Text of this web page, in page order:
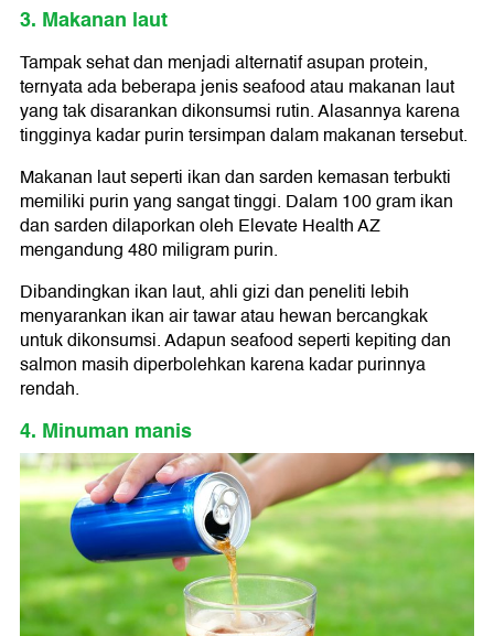
3. Makanan laut
Tampak sehat dan menjadi alternatif asupan protein,
ternyata ada beberapa jenis seafood atau makanan laut
yang tak disarankan dikonsumsi rutin. Alasannya karena
tingginya kadar purin tersimpan dalam makanan tersebut.
Makanan laut seperti ikan dan sarden kemasan terbukti
memiliki purin yang sangat tinggi. Dalam 100 gram ikan
dan sarden dilaporkan oleh Elevate Health AZ
mengandung 480 miligram purin.
Dibandingkan ikan laut, ahli gizi dan peneliti lebih
menyarankan ikan air tawar atau hewan bercangkak
untuk dikonsumsi. Adapun seafood seperti kepiting dan
salmon masih diperbolehkan karena kadar purinnya
rendah.
4. Minuman manis